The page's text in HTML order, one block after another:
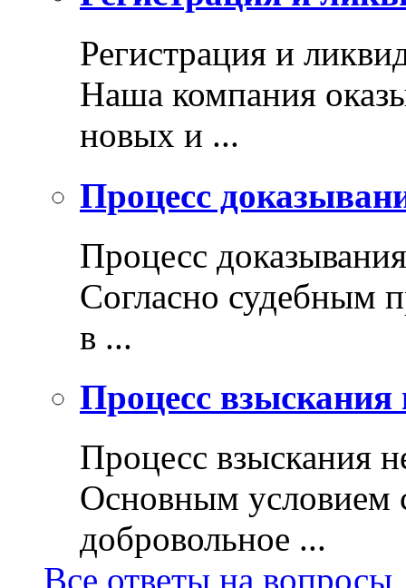
Регистрация и
Наша компания
новых и ...
Процесс
Процесс доказывания
Согласно судебным
в ...
Процесс взыскания
Процесс взыскания
Основным условием
добровольное ...
Все ответы на вопросы